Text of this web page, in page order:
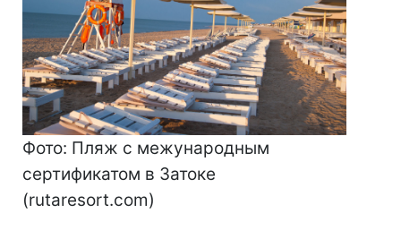
Фото: Пляж с межународным
сертификатом в Затоке
(rutaresort.com)